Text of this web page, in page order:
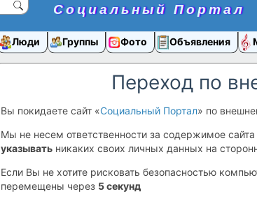
Социальный Портал
Люди Группы Фото Объявления
Переход по
Вы покидаете сайт «Социальный Портал» по
Мы не несем ответственности за содержимое сайта
указывать никаких своих личных данных на
Если Вы не хотите рисковать безопасностью
перемещены через 5секунд